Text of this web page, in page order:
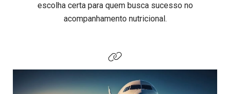
escolha certa para quem busca sucesso no
acompanhamento nutricional.